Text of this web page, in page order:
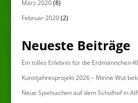
März 2020(8)
Februar 2020(2)
Neueste Beiträge
Ein tolles Erlebnis für die Erdmännchen-
Kunstjahresprojekt 2026 – Meine Wut
Neue Spielsachen auf dem Schulhof in